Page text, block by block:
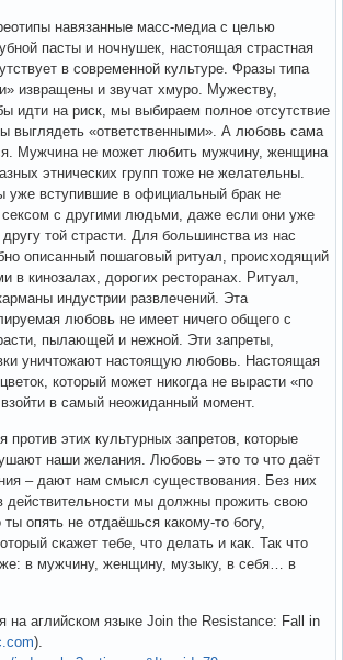
навязанные масс-медиа с целью
пасты и ночнушек, настоящая страстная
в современной культуре. Фразы типа
извращены и звучат хмуро. Мужеству,
идти на риск, мы выбираем полное отсутствие
выглядеть «ответственными». А любовь сама
Мужчина не может любить мужчину, женщина
этнических групп тоже не желательны.
вступившие в официальный брак не
с другими людьми, даже если они уже
той страсти. Для большинства из нас
описанный пошаговый ритуал, происходящий
в кинозалах, дорогих ресторанах. Ритуал,
индустрии развлечений. Эта
любовь не имеет ничего общего с
пылающей и нежной. Эти запреты,
уничтожают настоящую любовь. Настоящая
который может никогда не вырасти «по
в самый неожиданный момент.
этих культурных запретов, которые
наши желания. Любовь – это то что даёт
– дают нам смысл существования. Без них
действительности мы должны прожить свою
опять не отдаёшься какому-то богу,
скажет тебе, что делать и как. Так что
в мужчину, женщину, музыку, в себя… в
на аглийском языке Join the Resistance: Fall in
).